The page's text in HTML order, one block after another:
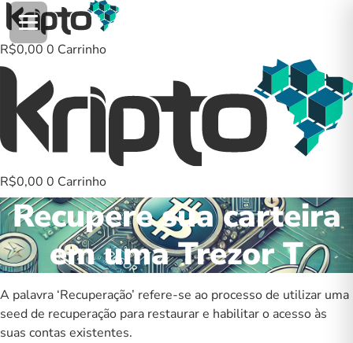
para
o
conteúdo
R$0,00 0 Carrinho
R$0,00 0 Carrinho
Recupere sua carteira
em uma Trezor T
A palavra ‘Recuperação’ refere-se ao processo de utilizar uma
seed de recuperação para restaurar e habilitar o acesso às
suas contas existentes.